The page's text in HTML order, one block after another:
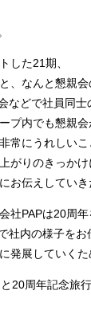
した21期、
、なんと懇親会
などで社員同
プ内でも懇親
常にうれしいこ
がりのきっかけ
お伝えしていき
PAPは20周年
社内の様子をお
発展していく
20周年記念旅